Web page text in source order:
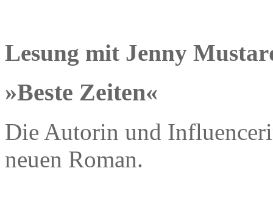
Lesung mit Jenny
»Beste Zeiten«
Die Autorin und
neuen Roman.